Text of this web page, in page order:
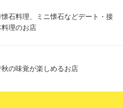
石料理、ミニ懐石などデート・接
理のお店
の味覚が楽しめるお店